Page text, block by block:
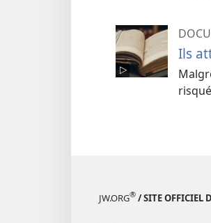
Ils
JW.ORG® / SITE OFFICIEL